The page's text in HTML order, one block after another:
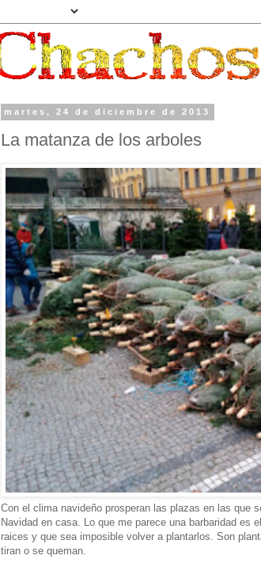
martes, 24 de diciembre de 2013
La matanza de los arboles
Con el clima navideño prosperan las plazas en las que
Navidad en casa. Lo que me parece una barbaridad es
raices y que sea imposible volver a plantarlos. Son
tiran o se queman.